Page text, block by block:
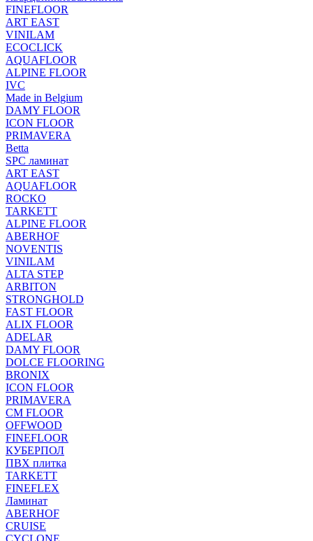
FINEFLOOR
ART EAST
VINILAM
ECOCLICK
AQUAFLOOR
ALPINE FLOOR
IVC
Made in Belgium
DAMY FLOOR
ICON FLOOR
PRIMAVERA
Betta
SPC ламинат
ART EAST
AQUAFLOOR
ROCKO
TARKETT
ALPINE FLOOR
ABERHOF
NOVENTIS
VINILAM
ALTA STEP
ARBITON
STRONGHOLD
FAST FLOOR
ALIX FLOOR
ADELAR
DAMY FLOOR
DOLCE FLOORING
BRONIX
ICON FLOOR
PRIMAVERA
CM FLOOR
OFFWOOD
FINEFLOOR
КУБЕРПОЛ
ПВХ плитка
TARKETT
FINEFLEX
Ламинат
ABERHOF
CRUISE
CYCLONE